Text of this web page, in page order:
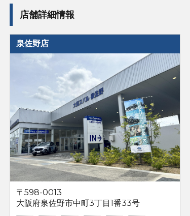
店舗詳細情報
泉佐野店
〒598-0013
大阪府泉佐野市中町3丁目1番33号